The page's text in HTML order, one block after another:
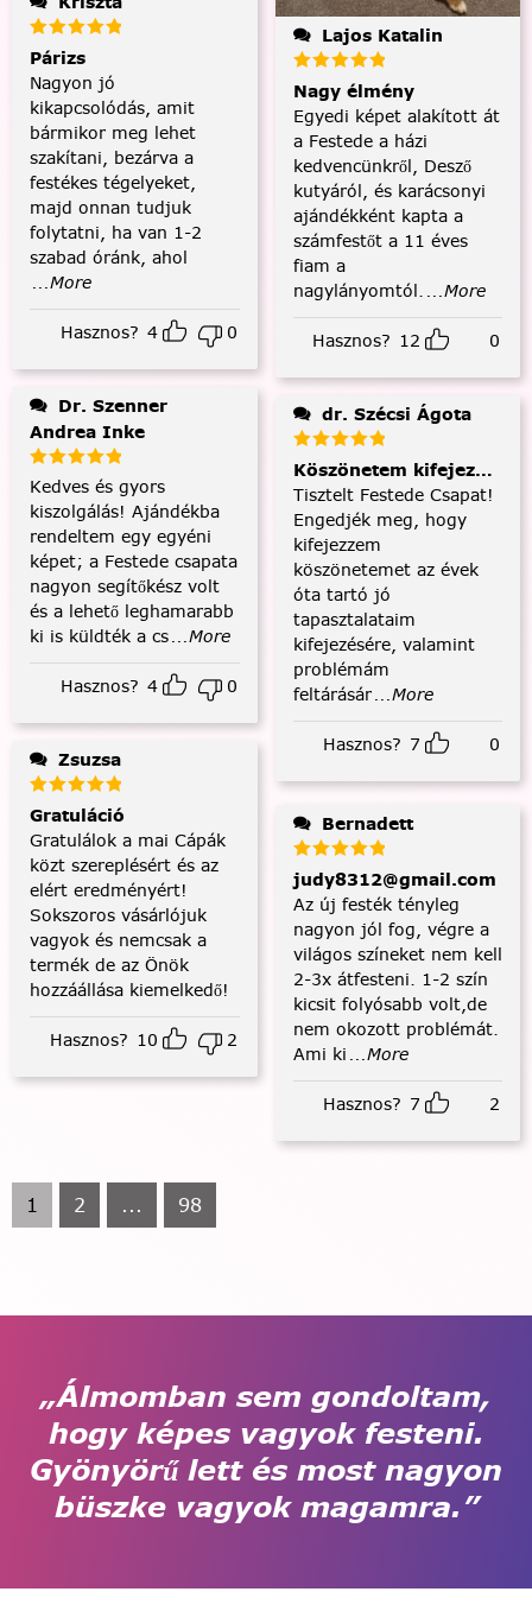
Párizs
Nagyon jó
kikapcsolódás, amit
bármikor meg lehet
szakítani, bezárva a
festékes tégelyeket,
majd onnan tudjuk
folytatni, ha van 1-2
szabad óránk, ahol
...More
Hasznos? 4 0
Andrea Inke
Kedves és gyors
kiszolgálás! Ajándékba
rendeltem egy egyéni
képet; a Festede csapata
nagyon segítőkész volt
és a lehető leghamarabb
ki is küldték a cs...More
Hasznos? 4 0
Zsuzsa
Gratuláció
Gratulálok a mai Cápák
közt szereplésért és az
elért eredményért!
Sokszoros vásárlójuk
vagyok és nemcsak a
termék de az Önök
hozzáállása kiemelkedő!
Hasznos? 10 2
Lajos Katalin
Nagy élmény
Egyedi képet alakított át
a Festede a házi
kedvencünkről, Desző
kutyáról, és karácsonyi
ajándékként kapta a
számfestőt a 11 éves
fiam a
nagylányomtól. ...More
Hasznos? 12 0
dr. Szécsi Ágota
Köszönetem kifejezése
Tisztelt Festede Csapat!
Engedjék meg, hogy
kifejezzem
köszönetemet az évek
óta tartó jó
tapasztalataim
kifejezésére, valamint
problémám
feltárásár...More
Hasznos? 7 0
Bernadett
judy8312@gmail.com
Az új festék tényleg
nagyon jól fog, végre a
világos színeket nem kell
2-3x átfesteni. 1-2 szín
kicsit folyósabb volt,de
nem okozott problémát.
Ami ki ...More
Hasznos? 7 2
1 2 ... 98
„Álmomban sem gondoltam,
hogy képes vagyok festeni.
Gyönyörű lett és most nagyon
büszke vagyok magamra.”